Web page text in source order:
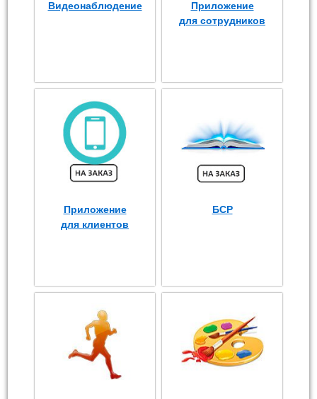
Видеонаблюдение
Приложение
для сотрудников
Приложение
для клиентов
БСР